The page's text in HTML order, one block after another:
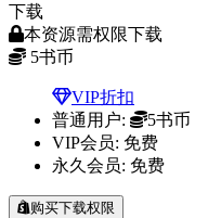
下载
本资源需权限下载
5书币
VIP折扣
普通用户:
5书币
VIP会员: 免费
永久会员: 免费
购买下载权限